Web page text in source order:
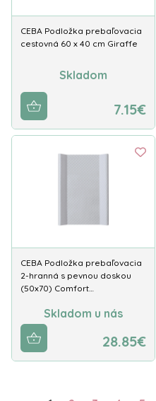
CEBA Podložka prebaľovacia
cestovná 60 x 40 cm Giraffe
Skladom
7.15€
CEBA Podložka prebaľovacia
2-hranná s pevnou doskou
(50x70) Comfort…
Skladom u nás
28.85€